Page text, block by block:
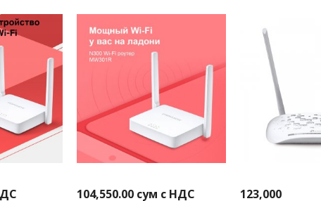
104,550.00 сум с НДС 123,000